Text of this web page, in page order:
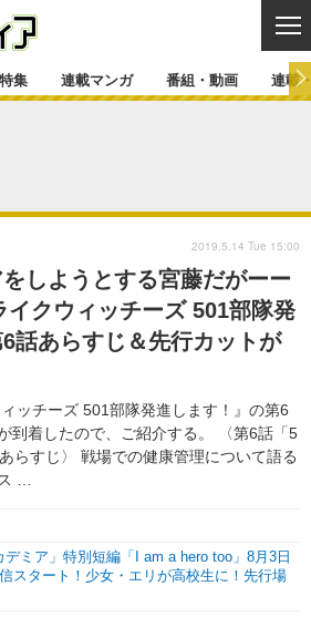
マンガ
イベント
コスプレ
カバー
連載一覧
ラジオ
コラム
特集 連載マンガ 番組・動画 連載
しようとする宮藤だがーー
イクウィッチーズ 501部隊発
話あらすじ＆先行カットが
ッチーズ 501部隊発進します！』の第6
到着したので、ご紹介する。 〈第6話「5
らすじ〉 戦場での健康管理について語る
…
デミア」特別短編「I am a hero too」8月3日
スタート！少女・エリが高校生に！先行場
2019.5.14 Tue 15:00